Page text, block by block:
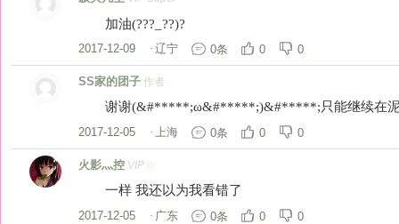
加油(???_??)?
2017-12-09 · 辽宁 0条 0 0
SS家的团子 作者
谢谢(&#*****;ω&#*****;)&#*****;只能继续在泥
2017-12-05 · 上海 0条 0 0
火影灬控 VIP☆
一样 我还以为我看错了
2017-12-05 · 广东 0条 0 0